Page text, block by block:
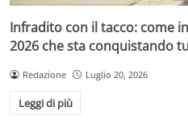
Infradito con il tacco: come
2026 che sta conquistando
Redazione Luglio 20, 2026
Leggi di più